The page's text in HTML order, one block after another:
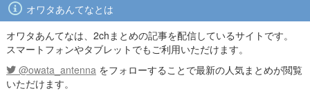
オワタあんてなとは
オワタあんてなは、2chまとめの記事を配信しているサイトです。
スマートフォンやタブレットでもご利用いただけます。
@owata_antenna をフォローすることで最新の人気まとめが閲覧
いただけます。